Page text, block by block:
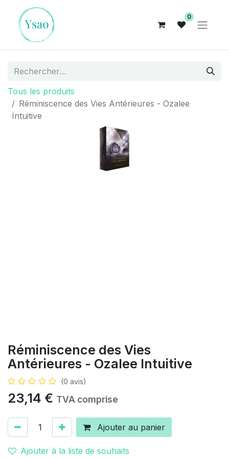
0
Tous les produits
Réminiscence des Vies Antérieures - Ozalee
Intuitive
Réminiscence des Vies
Antérieures - Ozalee Intuitive
(0 avis)
23,14 € TVA comprise
Ajouter au panier
Ajouter à la liste de souhaits